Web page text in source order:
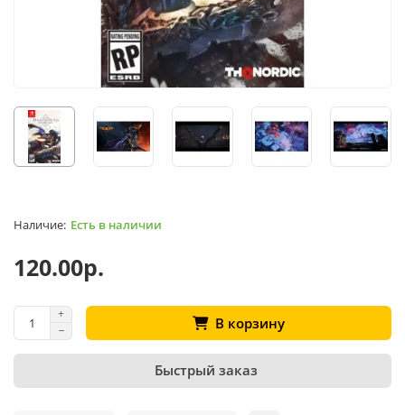
Есть в наличии
120.00р.
В корзину
Быстрый заказ